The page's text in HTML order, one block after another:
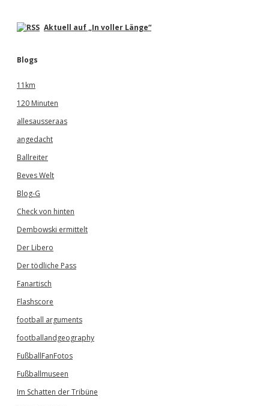
Aktuell auf „In voller Länge“
Blogs
11km
120 Minuten
allesausseraas
angedacht
Ballreiter
Beves Welt
Blog-G
Check von hinten
Dembowski ermittelt
Der Libero
Der tödliche Pass
Fanartisch
Flashscore
football arguments
footballandgeography
FußballFanFotos
Fußballmuseen
Im Schatten der Tribüne